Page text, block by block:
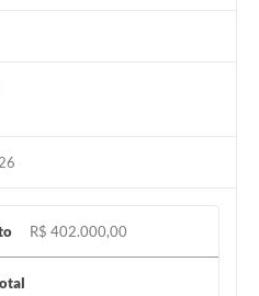
R$ 402.000,00